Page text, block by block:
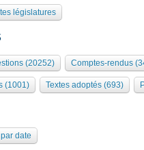
Bureau Collège des
législatures
(20252) Comptes-rendus
(1001) Textes adoptés (693)
date